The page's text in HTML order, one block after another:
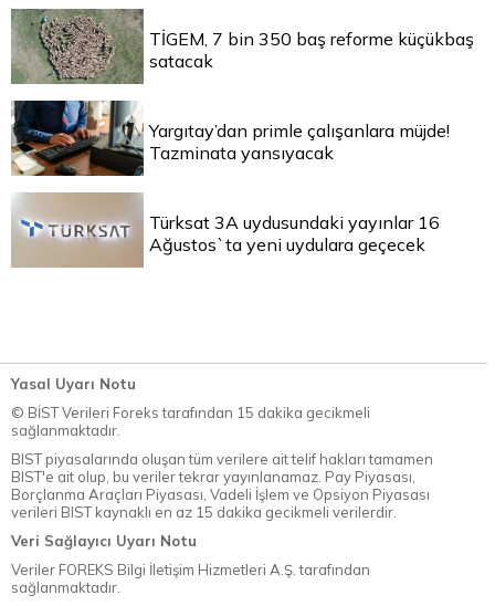
TİGEM, 7 bin 350 baş reforme küçükbaş
satacak
Yargıtay’dan primle çalışanlara müjde!
Tazminata yansıyacak
Türksat 3A uydusundaki yayınlar 16
Ağustos`ta yeni uydulara geçecek
Yasal Uyarı Notu
© BİST Verileri Foreks tarafından 15 dakika gecikmeli
sağlanmaktadır.
BIST piyasalarında oluşan tüm verilere ait telif hakları tamamen
BIST'e ait olup, bu veriler tekrar yayınlanamaz. Pay Piyasası,
Borçlanma Araçları Piyasası, Vadeli İşlem ve Opsiyon Piyasası
verileri BIST kaynaklı en az 15 dakika gecikmeli verilerdir.
Veri Sağlayıcı Uyarı Notu
Veriler FOREKS Bilgi İletişim Hizmetleri A.Ş. tarafından
sağlanmaktadır.